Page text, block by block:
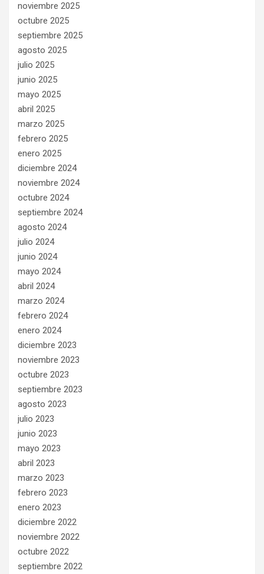
noviembre 2025
octubre 2025
septiembre 2025
agosto 2025
julio 2025
junio 2025
mayo 2025
abril 2025
marzo 2025
febrero 2025
enero 2025
diciembre 2024
noviembre 2024
octubre 2024
septiembre 2024
agosto 2024
julio 2024
junio 2024
mayo 2024
abril 2024
marzo 2024
febrero 2024
enero 2024
diciembre 2023
noviembre 2023
octubre 2023
septiembre 2023
agosto 2023
julio 2023
junio 2023
mayo 2023
abril 2023
marzo 2023
febrero 2023
enero 2023
diciembre 2022
noviembre 2022
octubre 2022
septiembre 2022